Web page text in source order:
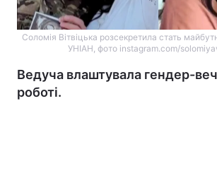
Соломія Вітвіцька розсекретила стать
УНІАН, фото instagram.com/
Ведуча влаштувала гендер-
роботі.